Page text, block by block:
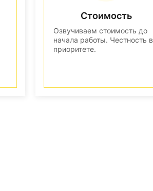
Стоимость
Озвучиваем стоимость до
начала работы. Честность в
приоритете.